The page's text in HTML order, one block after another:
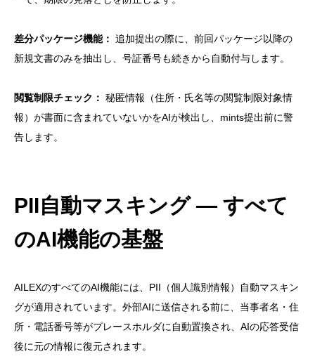
差分パッケージ機能： 追加提出の際に、前回パッケージ以降の
新規文書のみを抽出し、号証番号も続きから自動付与します。
閲覧制限チェック： 秘匿情報（住所・氏名等の閲覧制限対象情
報）が書面に含まれていないかをAIが検出し、mints提出前に警
告します。
PII自動マスキング — すべて
のAI機能の基盤
AILEXのすべてのAI機能には、PII（個人識別情報）自動マスキン
グが適用されています。外部AIに送信される前に、当事者名・住
所・電話番号等がプレースホルダに自動置換され、AIの応答受信
後に元の情報に復元されます。